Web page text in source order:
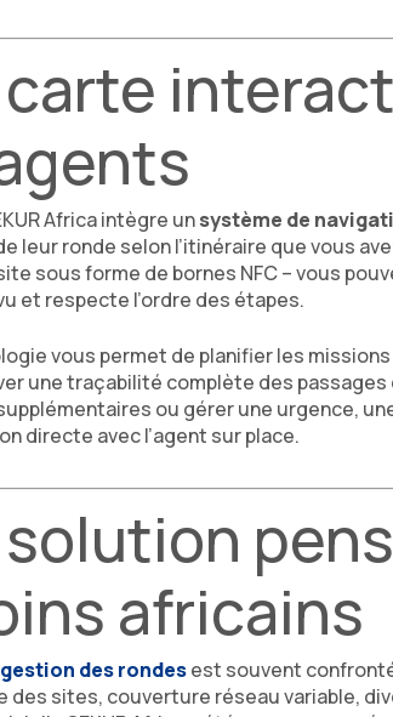
Africa intègre unsystème de
leur ronde selon l’itinéraire que vous
sous forme de bornes NFC – vous
et respecte l’ordre des étapes.
vous permet de planifier les
une traçabilité complète des
ou gérer une urgence,
directe avec l’agent sur place.
africains
gestion des rondesest souvent
des sites, couverture réseau variable,